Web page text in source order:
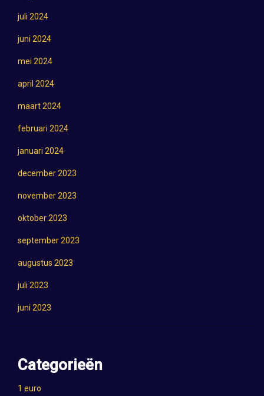
juli 2024
juni 2024
mei 2024
april 2024
maart 2024
februari 2024
januari 2024
december 2023
november 2023
oktober 2023
september 2023
augustus 2023
juli 2023
juni 2023
Categorieën
1 euro